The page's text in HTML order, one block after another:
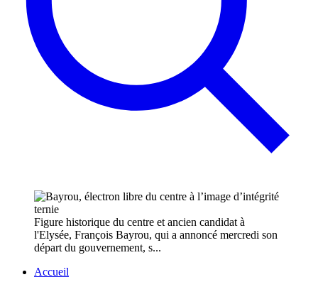
Figure historique du centre et ancien candidat à
l'Elysée, François Bayrou, qui a annoncé mercredi son
départ du gouvernement, s...
Accueil